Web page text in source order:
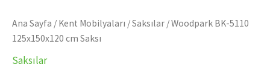
Ana Sayfa / Kent Mobilyaları /Saksılar / Woodpark BK-5110
125x150x120 cm Saksı
Saksılar